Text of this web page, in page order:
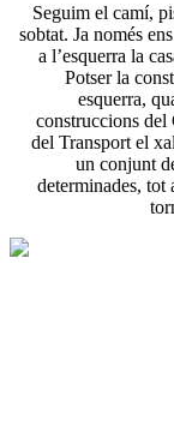
Seguim el camí,
sobtat. Ja només
a l’esquerra la
Potser la
esquerra,
construccions del
del Transport el
un conjunt
determinades, tot